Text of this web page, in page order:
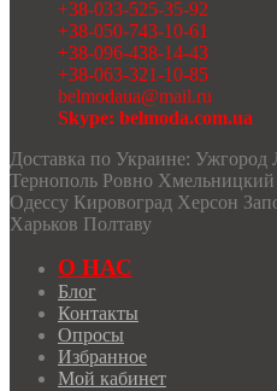
+38-033-525-35-92
+38-050-743-10-61
+38-096-438-14-43
+38-063-321-10-85
belmodaua@mail.ru
Skype: belmoda.com.ua
Доставка по Украине:
Тернополь Ровно
Одессу Кировоград Херсон
Харьков Полтаву
О НАС
Блог
Контакты
Опросы
Избранное
Мой кабинет